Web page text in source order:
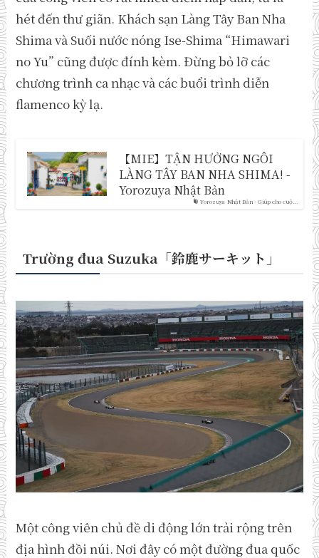
hét đến thư giãn. Khách sạn Làng Tây Ban Nha
Shima và Suối nước nóng Ise-Shima “Himawari
no Yu” cũng được đính kèm. Đừng bỏ lỡ các
chương trình ca nhạc và các buổi trình diễn
flamenco kỳ lạ.
Yorozuya Nhật Bản - Giúp cho cuộ...
【MIE】TẬN HƯỞNG NGÔI
LÀNG TÂY BAN NHA SHIMA! -
Yorozuya Nhật Bản
Trường đua Suzuka「鈴鹿サーキット 」
Một công viên chủ đề di động lớn trải rộng trên
địa hình đồi núi. Nơi đây có một đường đua quốc